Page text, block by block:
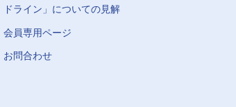
ドライン」についての⾒解
会員専⽤ページ
お問合わせ